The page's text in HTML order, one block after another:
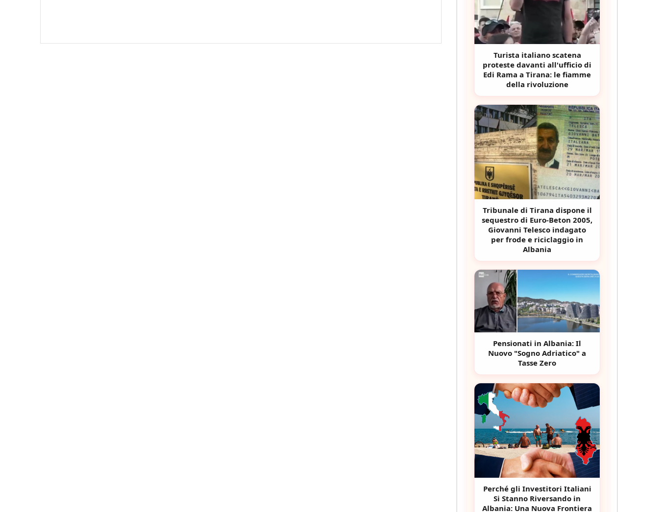
Turista italiano scatena
proteste davanti all'ufficio di
Edi Rama a Tirana: le fiamme
della rivoluzione
Tribunale di Tirana dispone il
sequestro di Euro-Beton 2005,
Giovanni Telesco indagato
per frode e riciclaggio in
Albania
Pensionati in Albania: Il
Nuovo "Sogno Adriatico" a
Tasse Zero
Perché gli Investitori Italiani
Si Stanno Riversando in
Albania: Una Nuova Frontiera